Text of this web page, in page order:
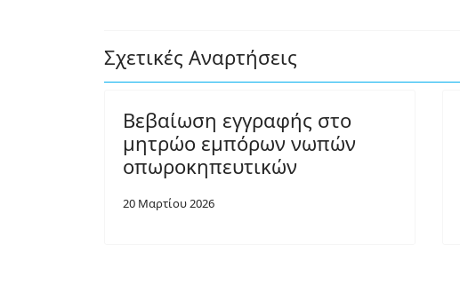
Σχετικές Αναρτήσεις
Βεβαίωση εγγραφής στο
μητρώο εμπόρων νωπών
οπωροκηπευτικών
20 Μαρτίου 2026